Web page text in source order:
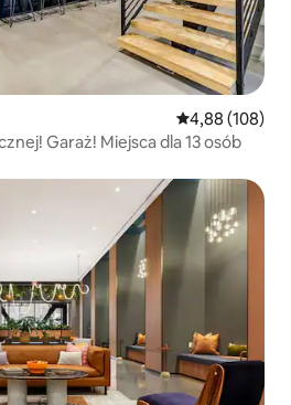
Średnia
4,88 (108)
Garaż! Miejsca dla 13 osób